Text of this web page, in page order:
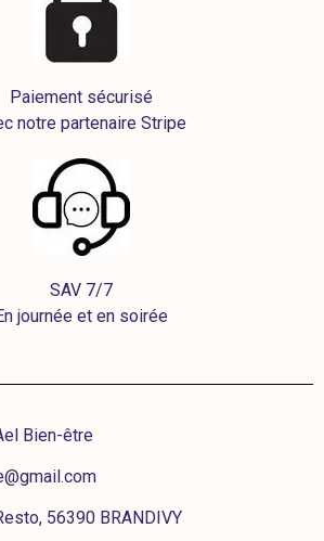
Paiement sécurisé
notre partenaire Stripe
SAV 7/7
journée et en soirée
Bien-être
56390 BRANDIVY